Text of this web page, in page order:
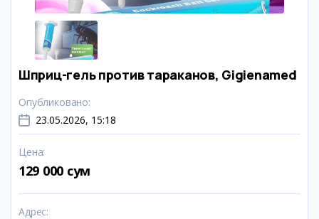
Шприц-гель против тараканов, Gigienamed
Опубликовано:
23.05.2026, 15:18
Цена:
129 000 сум
Адрес: